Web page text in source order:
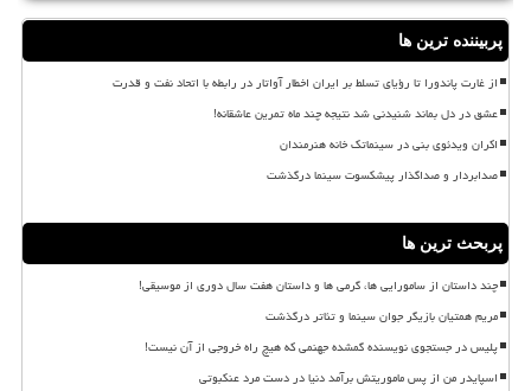
پربیننده ترین ها
از غارت پاندورا تا رؤیای تسلط بر ایران اخطار آواتار در رابطه با اتحاد نفت و قدرت
عشق در دل بماند شنیدنی شد نتیجه چند ماه تمرین عاشقانه!
اکران ویدئوی بنی در سینماتک خانه هنرمندان
صدابردار و صداگذار پیشکسوت سینما درگذشت
پربحث ترین ها
چند داستان از سامورایی ها، گرمی ها و داستان هفت سال دوری از موسیقی!
مریم همتیان بازیگر جوان سینما و تئاتر درگذشت
پلیس در جستجوی نویسنده گمشده جهنمی که هیچ راه خروجی از آن نیست!
اسپایدر من از پس ماموریتش برآمد دنیا در دست مرد عنکبوتی